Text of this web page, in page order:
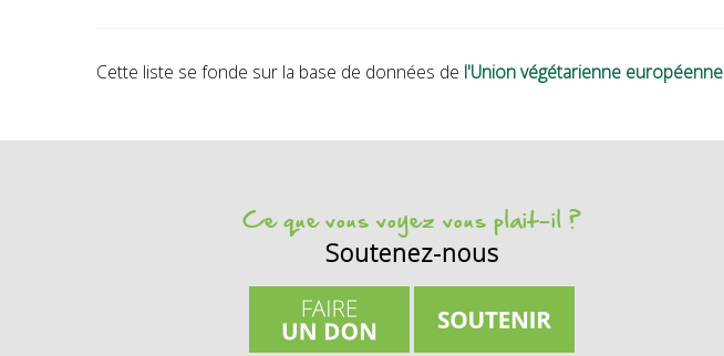
Cette liste se fonde sur la base de données de l'Union végétarienne européenne
Ce que vous voyez vous plait-il ?
Soutenez-nous